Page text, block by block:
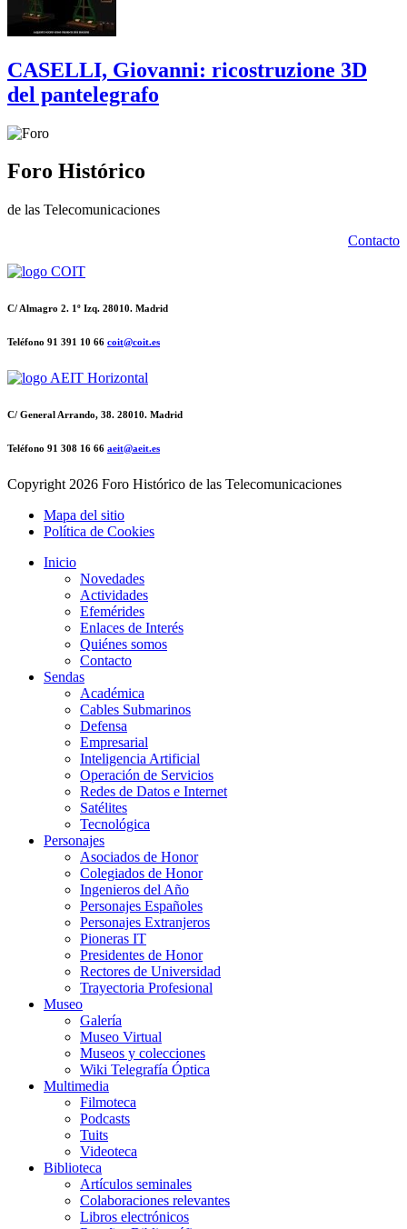
CASELLI, Giovanni: ricostruzione 3D
del pantelegrafo
Foro Histórico
de las Telecomunicaciones
Contacto
C/ Almagro 2. 1º Izq. 28010. Madrid
Teléfono 91 391 10 66 coit@coit.es
C/ General Arrando, 38. 28010. Madrid
Teléfono 91 308 16 66 aeit@aeit.es
Copyright 2026 Foro Histórico de las Telecomunicaciones
Mapa del sitio
Política de Cookies
Inicio
Novedades
Actividades
Efemérides
Enlaces de Interés
Quiénes somos
Contacto
Sendas
Académica
Cables Submarinos
Defensa
Empresarial
Inteligencia Artificial
Operación de Servicios
Redes de Datos e Internet
Satélites
Tecnológica
Personajes
Asociados de Honor
Colegiados de Honor
Ingenieros del Año
Personajes Españoles
Personajes Extranjeros
Pioneras IT
Presidentes de Honor
Rectores de Universidad
Trayectoria Profesional
Museo
Galería
Museo Virtual
Museos y colecciones
Wiki Telegrafía Óptica
Multimedia
Filmoteca
Podcasts
Tuits
Videoteca
Biblioteca
Artículos seminales
Colaboraciones relevantes
Libros electrónicos